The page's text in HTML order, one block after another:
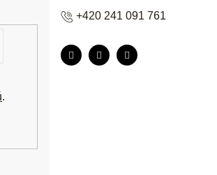
+420 241 091 761
.